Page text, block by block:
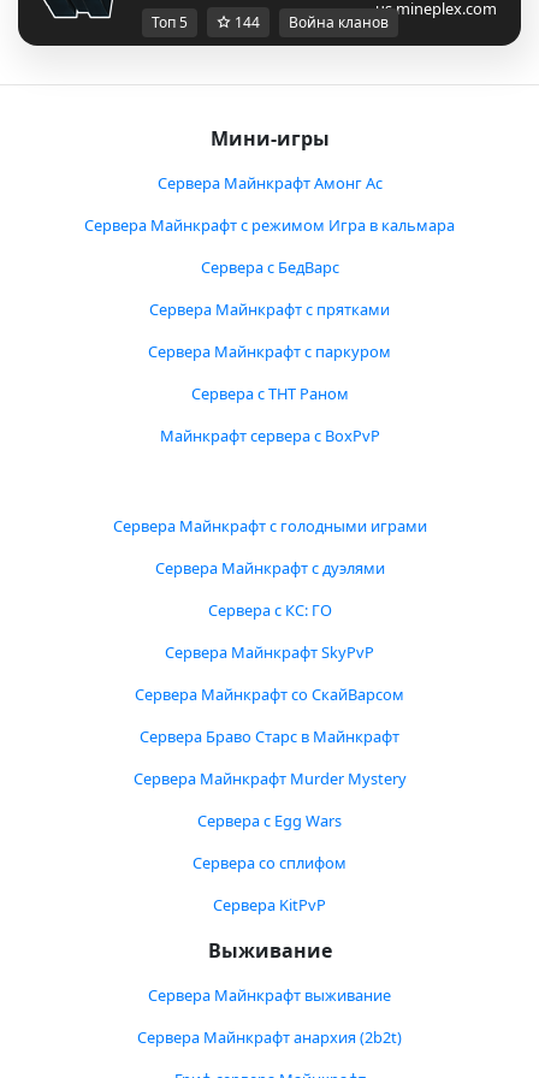
us.mineplex.com
Топ 5 144 Война кланов
Мини-игры
Сервера Майнкрафт Амонг Ас
Сервера Майнкрафт с режимом Игра в кальмара
Сервера с БедВарс
Сервера Майнкрафт с прятками
Сервера Майнкрафт с паркуром
Сервера с ТНТ Раном
Майнкрафт сервера с BoxPvP
Сервера Майнкрафт с голодными играми
Сервера Майнкрафт с дуэлями
Сервера с КС: ГО
Сервера Майнкрафт SkyPvP
Сервера Майнкрафт со СкайВарсом
Сервера Браво Старс в Майнкрафт
Сервера Майнкрафт Murder Mystery
Сервера с Egg Wars
Сервера со сплифом
Сервера KitPvP
Выживание
Сервера Майнкрафт выживание
Сервера Майнкрафт анархия (2b2t)